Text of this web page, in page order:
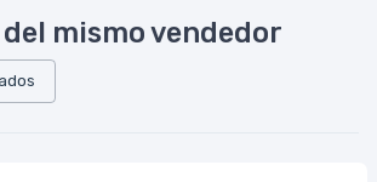
mismo vendedor